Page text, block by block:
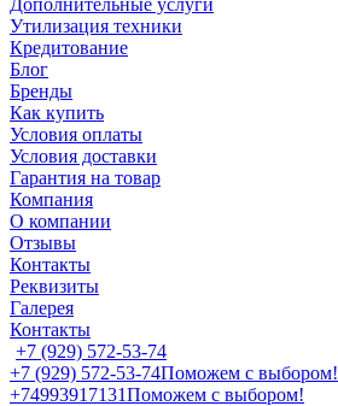
Дополнительные услуги
Утилизация техники
Кредитование
Блог
Бренды
Как купить
Условия оплаты
Условия доставки
Гарантия на товар
Компания
О компании
Отзывы
Контакты
Реквизиты
Галерея
Контакты
+7 (929) 572-53-74
+7 (929) 572-53-74Поможем с выбором!
+74993917131Поможем с выбором!